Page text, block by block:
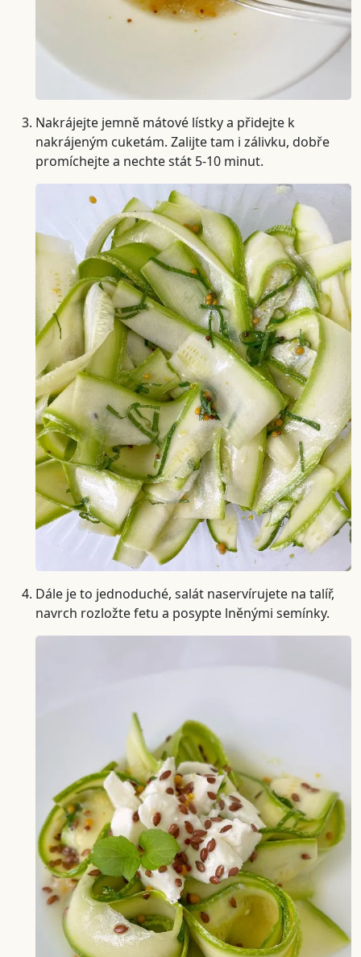
Nakrájejte jemně mátové lístky a přidejte k
nakrájeným cuketám. Zalijte tam i zálivku, dobře
promíchejte a nechte stát 5-10 minut.
Dále je to jednoduché, salát naservírujete na talíř,
navrch rozložte fetu a posypte lněnými semínky.